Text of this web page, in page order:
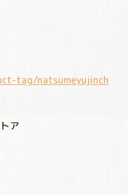
tag/natsumeyujinch
ア